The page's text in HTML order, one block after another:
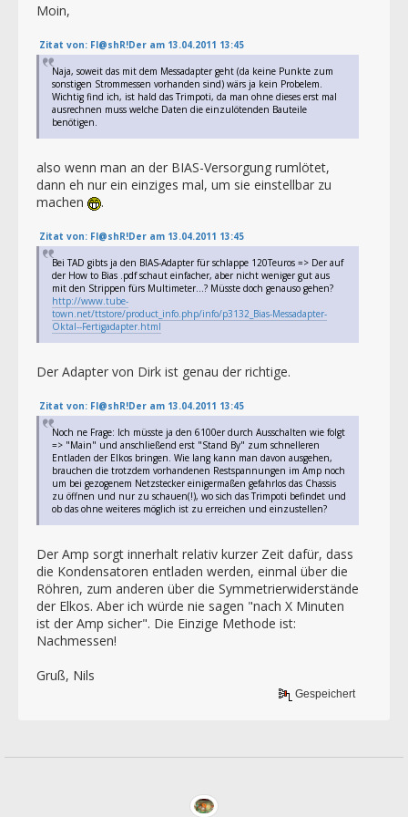
Moin,
Zitat von: Fl@shR!Der am 13.04.2011 13:45
Naja, soweit das mit dem Messadapter geht (da keine Punkte zum
sonstigen Strommessen vorhanden sind) wärs ja kein Probelem.
Wichtig find ich, ist hald das Trimpoti, da man ohne dieses erst mal
ausrechnen muss welche Daten die einzulötenden Bauteile
benötigen.
also wenn man an der BIAS-Versorgung rumlötet,
dann eh nur ein einziges mal, um sie einstellbar zu
machen
.
Zitat von: Fl@shR!Der am 13.04.2011 13:45
Bei TAD gibts ja den BIAS-Adapter für schlappe 120Teuros => Der auf
der How to Bias .pdf schaut einfacher, aber nicht weniger gut aus
mit den Strippen fürs Multimeter...? Müsste doch genauso gehen?
http://www.tube-
town.net/ttstore/product_info.php/info/p3132_Bias-Messadapter-
Oktal--Fertigadapter.html
Der Adapter von Dirk ist genau der richtige.
Zitat von: Fl@shR!Der am 13.04.2011 13:45
Noch ne Frage: Ich müsste ja den 6100er durch Ausschalten wie folgt
=> "Main" und anschließend erst "Stand By" zum schnelleren
Entladen der Elkos bringen. Wie lang kann man davon ausgehen,
brauchen die trotzdem vorhandenen Restspannungen im Amp noch
um bei gezogenem Netzstecker einigermaßen gefahrlos das Chassis
zu öffnen und nur zu schauen(!), wo sich das Trimpoti befindet und
ob das ohne weiteres möglich ist zu erreichen und einzustellen?
Der Amp sorgt innerhalt relativ kurzer Zeit dafür, dass
die Kondensatoren entladen werden, einmal über die
Röhren, zum anderen über die Symmetrierwiderstände
der Elkos. Aber ich würde nie sagen "nach X Minuten
ist der Amp sicher". Die Einzige Methode ist:
Nachmessen!
Gruß, Nils
Gespeichert